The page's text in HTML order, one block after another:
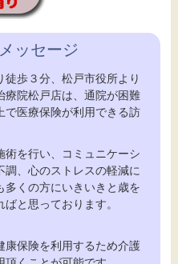
ッセージ
歩３分、松戸市役所より
療院松戸店は、通院が困難
で医療保険が利用できる訪
術を行い、コミュニケーシ
調、心のストレスの軽減に
多くの方にいきいきと歳を
と思っております。
康保険を利用するため介護